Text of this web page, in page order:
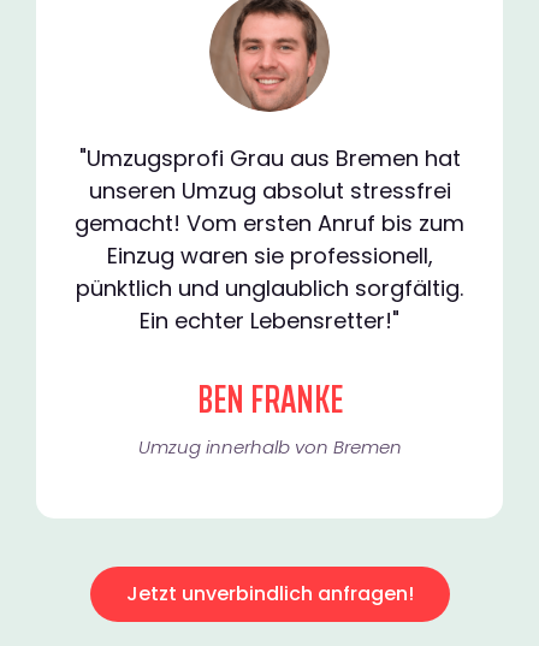
"Umzugsprofi Grau aus Bremen hat
unseren Umzug absolut stressfrei
gemacht! Vom ersten Anruf bis zum
Einzug waren sie professionell,
pünktlich und unglaublich sorgfältig.
Ein echter Lebensretter!"
BEN FRANKE
Umzug innerhalb von Bremen​
Jetzt unverbindlich anfragen!